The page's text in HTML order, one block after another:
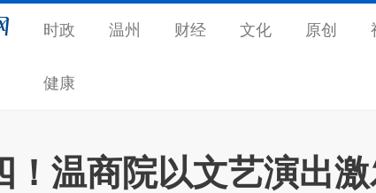
时政 温州 财经 文化 原创
健康
！温商院以文艺演出